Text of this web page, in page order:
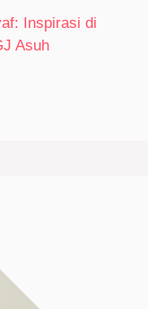
Inspirasi di
Asuh